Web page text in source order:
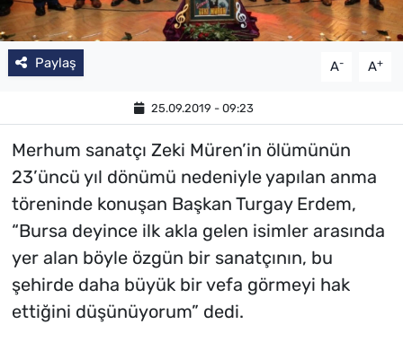
Paylaş A- A+
25.09.2019 - 09:23
Merhum sanatçı Zeki Müren’in ölümünün
23’üncü yıl dönümü nedeniyle yapılan anma
töreninde konuşan Başkan Turgay Erdem,
“Bursa deyince ilk akla gelen isimler arasında
yer alan böyle özgün bir sanatçının, bu
şehirde daha büyük bir vefa görmeyi hak
ettiğini düşünüyorum” dedi.